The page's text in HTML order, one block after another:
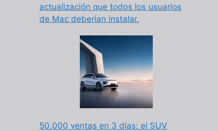
actualización que todos los usuarios
de Mac deberían instalar.
50.000 ventas en 3 días: el SUV